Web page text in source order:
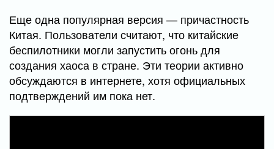
Еще одна популярная версия — причастность
Китая. Пользователи считают, что китайские
беспилотники могли запустить огонь для
создания хаоса в стране. Эти теории активно
обсуждаются в интернете, хотя официальных
подтверждений им пока нет.